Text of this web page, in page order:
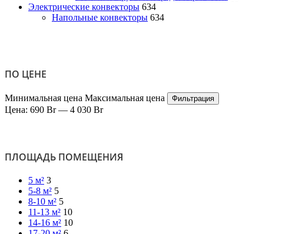
Электрические конвекторы 634
Напольные конвекторы 634
ПО ЦЕНЕ
Минимальная цена Максимальная цена Фильтрация
Цена: 690 Br— 4 030 Br
ПЛОЩАДЬ ПОМЕЩЕНИЯ
5 м² 3
5-8 м² 5
8-10 м² 5
11-13 м² 10
14-16 м² 10